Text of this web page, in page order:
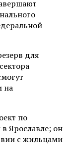
для
на
по
Ярославле; он
с жильцами